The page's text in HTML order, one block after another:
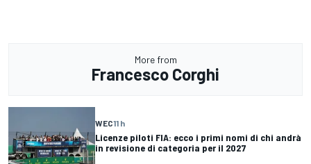
More from
Francesco Corghi
WEC11 h
Licenze piloti FIA: ecco i primi nomi di chi andrà
in revisione di categoria per il 2027